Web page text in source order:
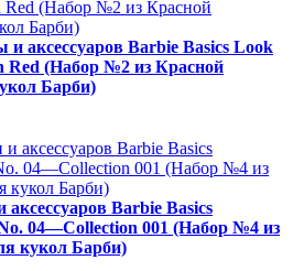
аксессуаров Barbie Basics Look
Red (Набор №2 из Красной
Барби)
Barbie Basics
04—Collection 001 (Набор №4 из
кукол Барби)